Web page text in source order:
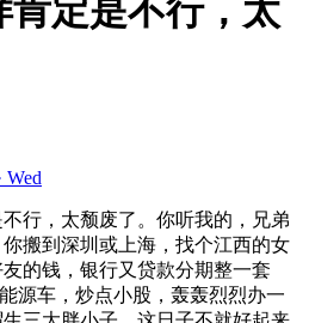
肯定是不行，太
Wed
行，太颓废了。你听我的，兄弟
搬到深圳或上海，找个江西的女
的钱，银行又贷款分期整一套
源车，炒点小股，轰轰烈烈办一